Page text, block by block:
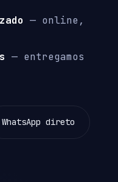
— online,
— entregamos
WhatsApp direto